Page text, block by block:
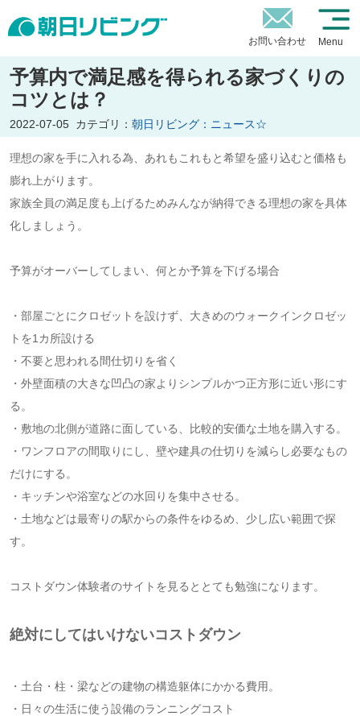
お問い合わせ Menu
予算内で満足感を得られる家づくりの
コツとは？
2022-07-05 カテゴリ： 朝日リビング：ニュース☆
理想の家を手に入れる為、あれもこれもと希望を盛り込むと価格も
膨れ上がります。
家族全員の満足度も上げるためみんなが納得できる理想の家を具体
化しましょう。
予算がオーバーしてしまい、何とか予算を下げる場合
・部屋ごとにクロゼットを設けず、大きめのウォークインクロゼッ
トを1カ所設ける
・不要と思われる間仕切りを省く
・外壁面積の大きな凹凸の家よりシンプルかつ正方形に近い形にす
る。
・敷地の北側が道路に面している、比較的安価な土地を購入する。
・ワンフロアの間取りにし、壁や建具の仕切りを減らし必要なもの
だけにする。
・キッチンや浴室などの水回りを集中させる。
・土地などは最寄りの駅からの条件をゆるめ、少し広い範囲で探
す。
コストダウン体験者のサイトを見るととても勉強になります。
絶対にしてはいけないコストダウン
・土台・柱・梁などの建物の構造躯体にかかる費用。
・日々の生活に使う設備のランニングコスト